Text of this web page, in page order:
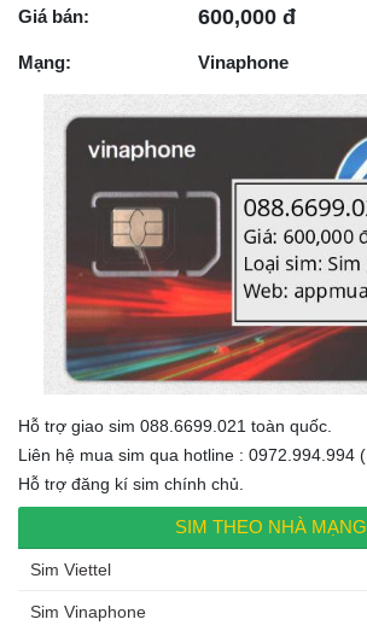
Giá bán: 600,000 đ
Mạng: Vinaphone
Hỗ trợ giao sim 088.6699.021 toàn quốc.
Liên hệ mua sim qua hotline : 0972.994.994
Hỗ trợ đăng kí sim chính chủ.
SIM THEO NHÀ MẠNG
Sim Viettel
Sim Vinaphone